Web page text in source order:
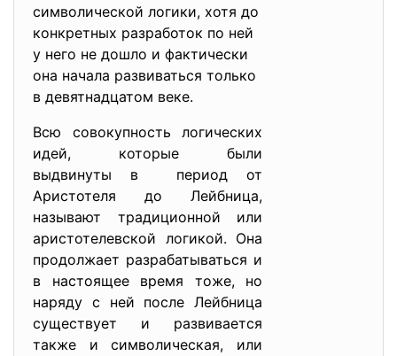
символической логики, хотя до
конкретных разработок по ней
у него не дошло и фактически
она начала развиваться только
в девятнадцатом веке.
Всю совокупность логических
идей, которые были
выдвинуты в период от
Аристотеля до Лейбница,
называют традиционной или
аристотелевской логикой. Она
продолжает разрабатываться и
в настоящее время тоже, но
наряду с ней после Лейбница
существует и развивается
также и символическая, или